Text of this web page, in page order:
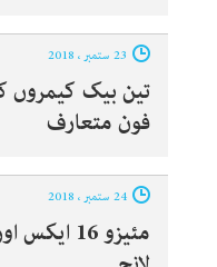
تین بیک کیمروں
فون متعارف‎